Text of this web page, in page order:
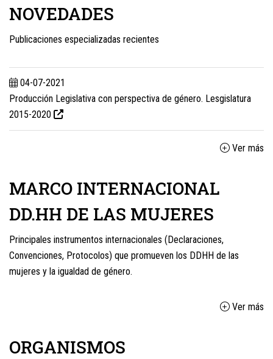
NOVEDADES
Publicaciones especializadas recientes
04-07-2021
Producción Legislativa con perspectiva de género. Lesgislatura
2015-2020
Ver más
MARCO INTERNACIONAL
DD.HH DE LAS MUJERES
Principales instrumentos internacionales (Declaraciones,
Convenciones, Protocolos) que promueven los DDHH de las
mujeres y la igualdad de género.
Ver más
ORGANISMOS